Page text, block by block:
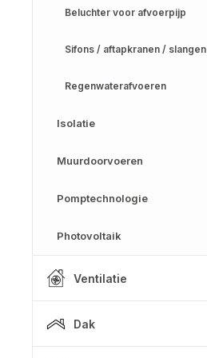
Beluchter voor afvoerpijp
Sifons / aftapkranen / slangen
Regenwaterafvoeren
Isolatie
Muurdoorvoeren
Pomptechnologie
Photovoltaik
Ventilatie
Dak